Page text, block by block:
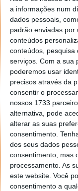
a informações num
dados pessoais,
padrão enviadas por
conteúdos
conteúdos, pesquisa
serviços. Com a sua
poderemos usar
precisos através da
consentir o
nossos 1733
alternativa, pode
alterar as suas
consentimento.
dos seus dados
consentimento, mas
processamento. As
este website. Você
consentimento a
firefox
Responder
Vítor M.
@Reporter
Desculpa
o MSn
Responder
Vítor M.
@Rui
Tens de
janela
rato faz
clica no
geral a